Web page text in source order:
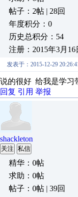
帖子：2帖 | 28回
年度积分：0
历史总积分：54
注册：2015年3月16
发表于：2015-12-29
说的很好 给我是学习
回复 引用 举报
shackleton
关注 私信
精华：0帖
求助：0帖
帖子：0帖 | 39回